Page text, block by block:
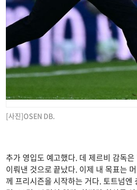
[사진]OSEN DB.
추가 영입도 예고했다. 데 제르비 감독
이뤄낸 것으로 끝났다. 이제 내 목표는
께 프리시즌을 시작하는 거다. 토트넘엔